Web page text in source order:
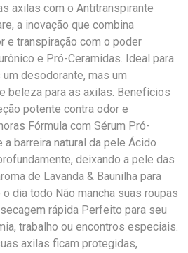
axilas com o Antitranspirante
a inovação que combina
e transpiração com o poder
e Pró-Ceramidas. Ideal para
desodorante, mas um
beleza para as axilas. Benefícios
potente contra odor e
Fórmula com Sérum Pró-
barreira natural da pele Ácido
deixando a pele das
de Lavanda & Baunilha para
dia todo Não mancha suas roupas
rápida Perfeito para seu
trabalho ou encontros especiais.
axilas ficam protegidas,